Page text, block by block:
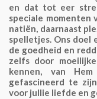
en dat tot eer
speciale momenten
natiën, daarnaast
spelletjes. Ons doel
de goedheid en
zelfs door
kennen, van
gefascineerd te
voor jullie liefde en